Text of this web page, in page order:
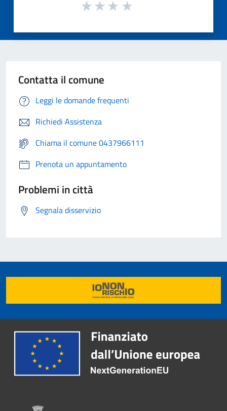
Contatta il comune
Leggi le domande frequenti
Richiedi Assistenza
Chiama il comune 0437966111
Prenota un appuntamento
Problemi in città
Segnala disservizio